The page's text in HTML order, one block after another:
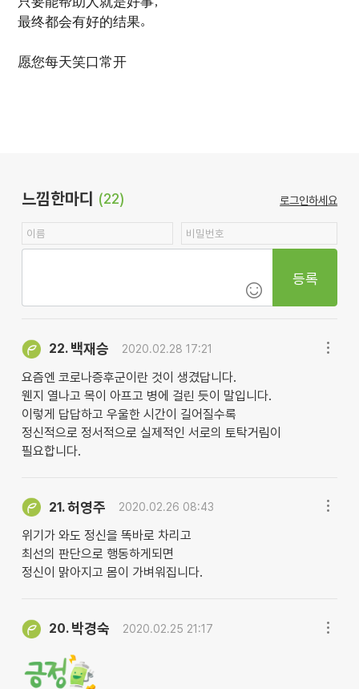
最终都会有好的结果。
愿您每天笑口常开
느낌한마디 (22) 로그인하세요
등록
22. 백재승 2020.02.28 17:21
요즘엔 코로나증후군이란 것이 생겼답니다.
웬지 열나고 목이 아프고 병에 걸린 듯이 말입니다.
이렇게 답답하고 우울한 시간이 길어질수록
정신적으로 정서적으로 실제적인 서로의 토탁거림이
필요합니다.
21.허영주 2020.02.26 08:43
위기가 와도 정신을 똑바로 차리고
최선의 판단으로 행동하게되면
정신이 맑아지고 몸이 가벼워집니다.
20. 박경숙 2020.02.25 21:17